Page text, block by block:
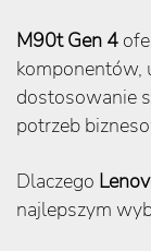
M90t Gen 4
komponentów,
dostosowanie
potrzeb
Dlaczego
najlepszym